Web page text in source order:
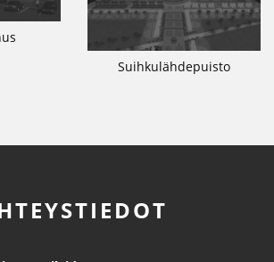
Suihkulähdepuisto